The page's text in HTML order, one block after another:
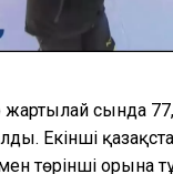
жартылай сында
Екінші
төрінші орынға